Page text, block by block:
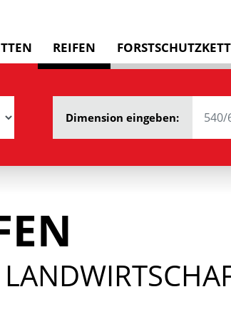
REIFEN
Dimension eingeben: